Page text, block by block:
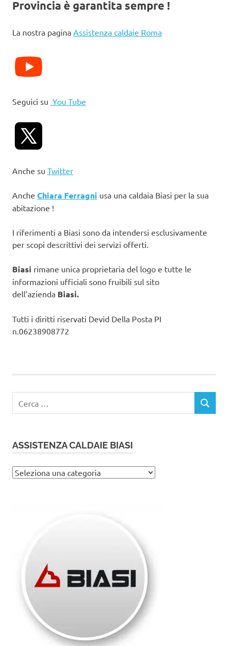
Provincia è garantita sempre !
La nostra pagina Assistenza caldaie Roma
Seguici su You Tube
Anche su Twitter
Anche Chiara Ferragni usa una caldaia Biasi per la sua
abitazione !
I riferimenti a Biasi sono da intendersi esclusivamente
per scopi descrittivi dei servizi offerti.
Biasi rimane unica proprietaria del logo e tutte le
informazioni ufficiali sono fruibili sul sito
dell’azienda Biasi.
Tutti i diritti riservati Devid Della Posta PI
n.06238908772
per:
CERCA
ASSISTENZA CALDAIE BIASI
Assistenza